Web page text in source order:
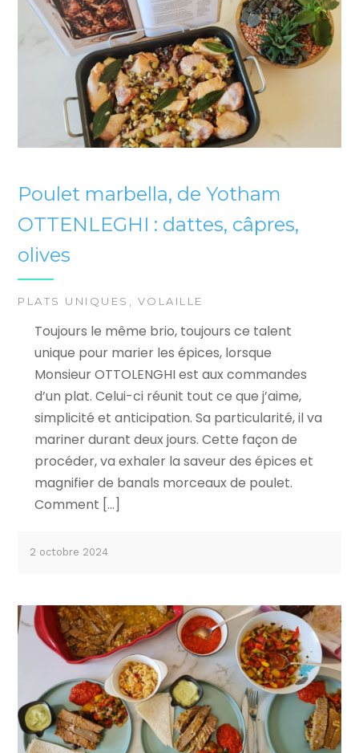
Poulet marbella, de Yotham
OTTENLEGHI : dattes, câpres,
olives
PLATS UNIQUES VOLAILLE
Toujours le même brio, toujours ce talent
unique pour marier les épices, lorsque
Monsieur OTTOLENGHI est aux commandes
d’un plat. Celui-ci réunit tout ce que j’aime,
simplicité et anticipation. Sa particularité, il va
mariner durant deux jours. Cette façon de
procéder, va exhaler la saveur des épices et
magnifier de banals morceaux de poulet.
Comment […]
2 octobre 2024